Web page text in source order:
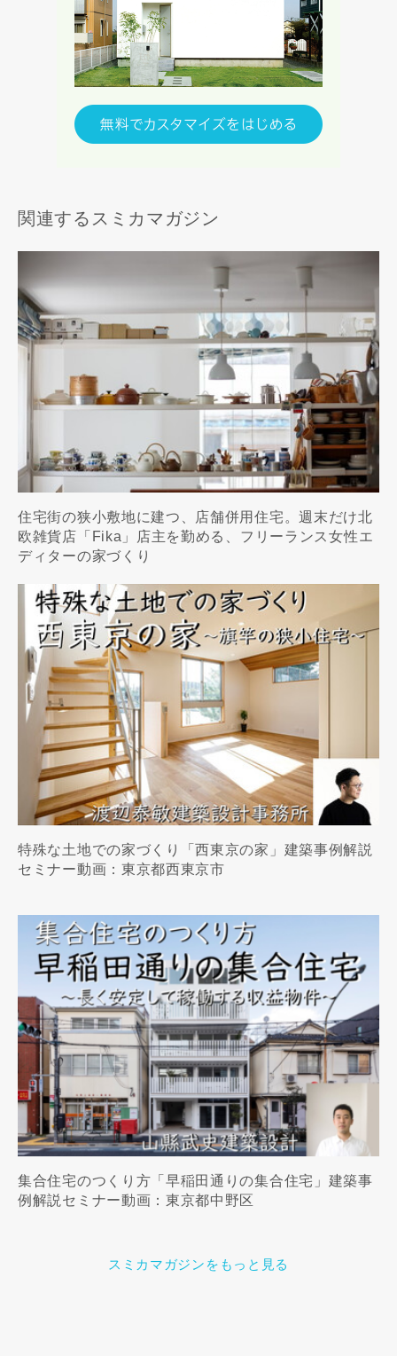
関連するスミカマガジン
住宅街の狭小敷地に建つ、店舗併用住宅。週末だけ北
欧雑貨店「Fika」店主を勤める、フリーランス女性エ
ディターの家づくり
特殊な土地での家づくり「西東京の家」建築事例解説
セミナー動画：東京都西東京市
集合住宅のつくり方「早稲田通りの集合住宅」建築事
例解説セミナー動画：東京都中野区
スミカマガジンをもっと見る
します。
当社は、お客様が本サービスを利用することにより第三者と
の間で生じた紛争等について一切責任を負わないものとしま
入力内容を送信する